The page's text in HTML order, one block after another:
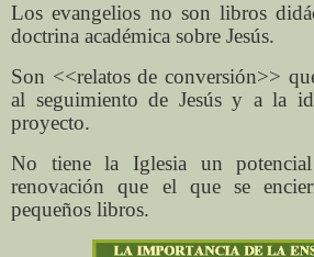
Los evangelios no son libros
doctrina académica sobre Jesús.
Son <<relatos de conversión>>
al seguimiento de Jesús y a la
proyecto.
No tiene la Iglesia un
renovación que el que se
pequeños libros.